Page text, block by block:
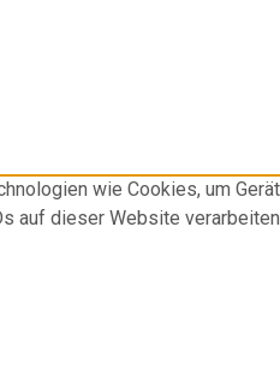
wie Cookies, um
auf dieser Website